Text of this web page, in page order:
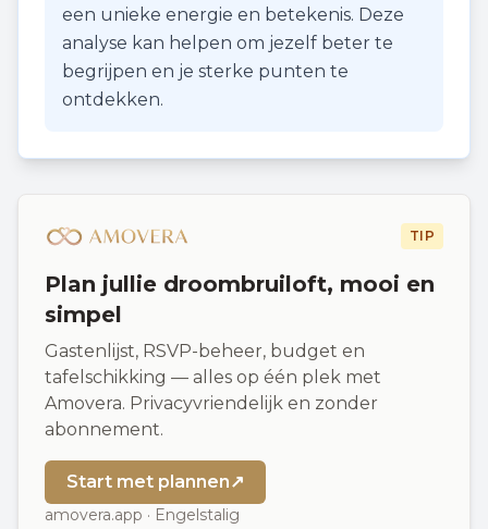
een unieke energie en betekenis. Deze
analyse kan helpen om jezelf beter te
begrijpen en je sterke punten te
ontdekken.
TIP
Plan jullie droombruiloft, mooi en
simpel
Gastenlijst, RSVP-beheer, budget en
tafelschikking — alles op één plek met
Amovera. Privacyvriendelijk en zonder
abonnement.
Start met plannen↗
amovera.app · Engelstalig